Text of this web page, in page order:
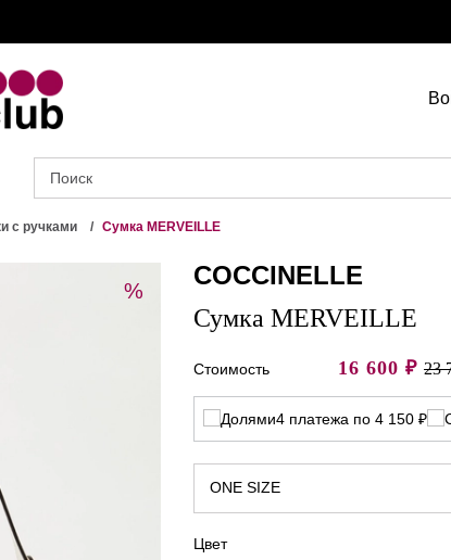
с ручками Сумка MERVEILLE
%
COCCINELLE
Сумка MERVEILLE
Стоимость 16 600 ₽ 23
4 платежа по 4 150 ₽
ONE SIZE
Цвет